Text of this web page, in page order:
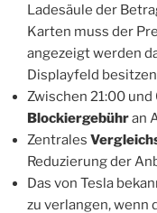
Ladesäule der
Karten muss der
angezeigt werden
Displayfeld
Zwischen 21:00
Blockiergebühran
Zentrales
Reduzierung der
Das von Tesla
zu verlangen, wenn